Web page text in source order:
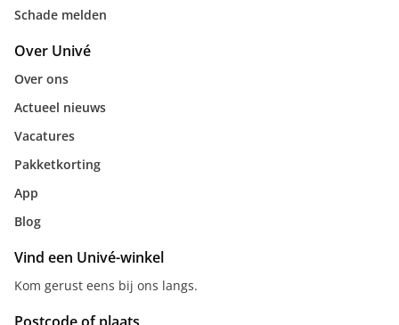
Schade melden
Over Univé
Over ons
Actueel nieuws
Vacatures
Pakketkorting
App
Blog
Vind een Univé-winkel
Kom gerust eens bij ons langs.